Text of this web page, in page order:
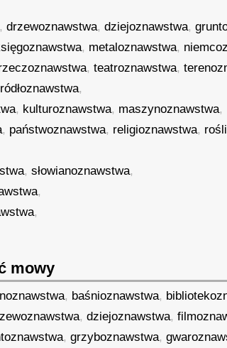
,drzewoznawstwa,dziejoznawstwa,
, metaloznawstwa,
,teatroznawstwa,
,
, kulturoznawstwa, maszynoznawstwa,
, państwoznawstwa, religioznawstwa,
,słowianoznawstwa,
,
,
mowy
, baśnioznawstwa,
,dziejoznawstwa,
,grzyboznawstwa,